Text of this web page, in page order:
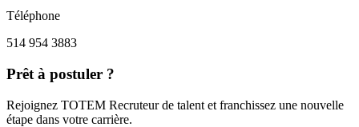
Téléphone
514 954 3883
Prêt à postuler ?
Rejoignez TOTEM Recruteur de talent et franchissez une nouvelle
étape dans votre carrière.